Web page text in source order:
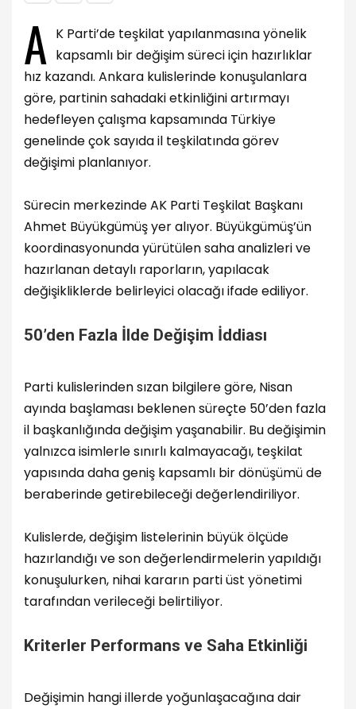
A K Parti’de teşkilat yapılanmasına yönelik
kapsamlı bir değişim süreci için hazırlıklar
hız kazandı. Ankara kulislerinde konuşulanlara
göre, partinin sahadaki etkinliğini artırmayı
hedefleyen çalışma kapsamında Türkiye
genelinde çok sayıda il teşkilatında görev
değişimi planlanıyor.
Sürecin merkezinde AK Parti Teşkilat Başkanı
Ahmet Büyükgümüş yer alıyor. Büyükgümüş’ün
koordinasyonunda yürütülen saha analizleri ve
hazırlanan detaylı raporların, yapılacak
değişikliklerde belirleyici olacağı ifade ediliyor.
50’den Fazla İlde Değişim İddiası
Parti kulislerinden sızan bilgilere göre, Nisan
ayında başlaması beklenen süreçte 50’den fazla
il başkanlığında değişim yaşanabilir. Bu değişimin
yalnızca isimlerle sınırlı kalmayacağı, teşkilat
yapısında daha geniş kapsamlı bir dönüşümü de
beraberinde getirebileceği değerlendiriliyor.
Kulislerde, değişim listelerinin büyük ölçüde
hazırlandığı ve son değerlendirmelerin yapıldığı
konuşulurken, nihai kararın parti üst yönetimi
tarafından verileceği belirtiliyor.
Kriterler Performans ve Saha Etkinliği
Değişimin hangi illerde yoğunlaşacağına dair